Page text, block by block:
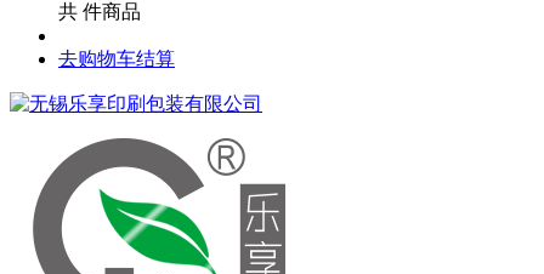
共 件商品
去购物车结算